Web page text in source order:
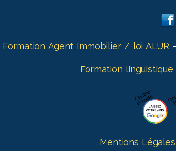
Formation Agent Immobilier / loi ALUR -
Formation linguistique
Mentions Légales